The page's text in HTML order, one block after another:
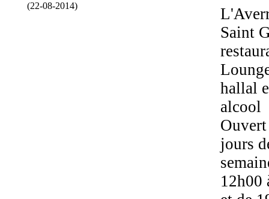
(22-08-2014)
Saint
hallal
alcool
jours
12h00